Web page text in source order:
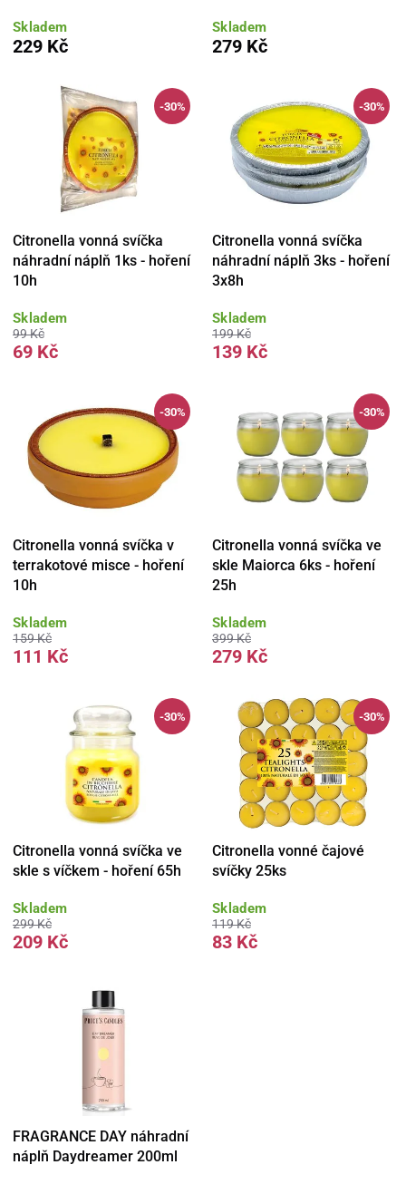
Skladem
229 Kč
Skladem
279 Kč
-30%
Citronella vonná svíčka
náhradní náplň 1ks - hoření
10h
Skladem
99 Kč
69 Kč
-30%
Citronella vonná svíčka
náhradní náplň 3ks - hoření
3x8h
Skladem
199 Kč
139 Kč
-30%
Citronella vonná svíčka v
terrakotové misce - hoření
10h
Skladem
159 Kč
111 Kč
-30%
Citronella vonná svíčka ve
skle Maiorca 6ks - hoření
25h
Skladem
399 Kč
279 Kč
-30%
Citronella vonná svíčka ve
skle s víčkem - hoření 65h
Skladem
299 Kč
209 Kč
-30%
Citronella vonné čajové
svíčky 25ks
Skladem
119 Kč
83 Kč
FRAGRANCE DAY náhradní
náplň Daydreamer 200ml